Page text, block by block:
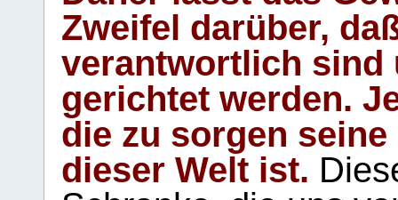
Zweifel darüber,
verantwortlich sind
gerichtet werden.
die zu sorgen
dieser Welt ist.